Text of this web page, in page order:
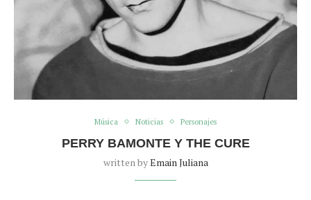
Música Noticias Personajes
PERRY BAMONTE Y THE CURE
written byEmain Juliana